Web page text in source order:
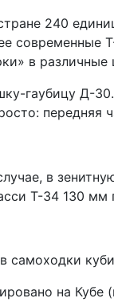
240
в
гаубицу Д-
в
Т-34 130
на